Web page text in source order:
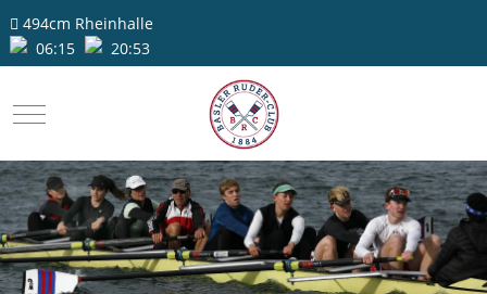
494cm Rheinhalle
06:15
20:53
Mobile Menu Toggle